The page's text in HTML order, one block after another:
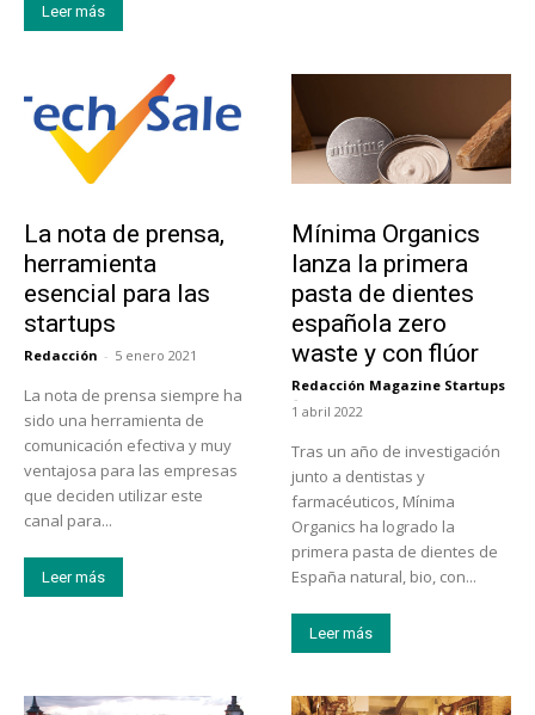
Leer más
La nota de prensa,
herramienta
esencial para las
startups
Redacción - 5 enero 2021
La nota de prensa siempre ha
sido una herramienta de
comunicación efectiva y muy
ventajosa para las empresas
que deciden utilizar este
canal para...
Leer más
Mínima Organics
lanza la primera
pasta de dientes
española zero
waste y con flúor
Redacción Magazine Startups
-
1 abril 2022
Tras un año de investigación
junto a dentistas y
farmacéuticos, Mínima
Organics ha logrado la
primera pasta de dientes de
España natural, bio, con...
Leer más